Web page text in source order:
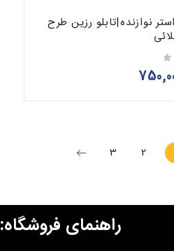
نوازنده|تابلو رزین طرح
2
3
راهنمای فروشگاه: